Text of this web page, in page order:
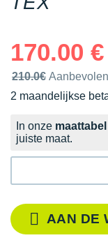
170.00 €
Door het merk
210.0€
2 maandelijkse
zonder kosten
In onze maattabel
juiste maat.
AAN DE